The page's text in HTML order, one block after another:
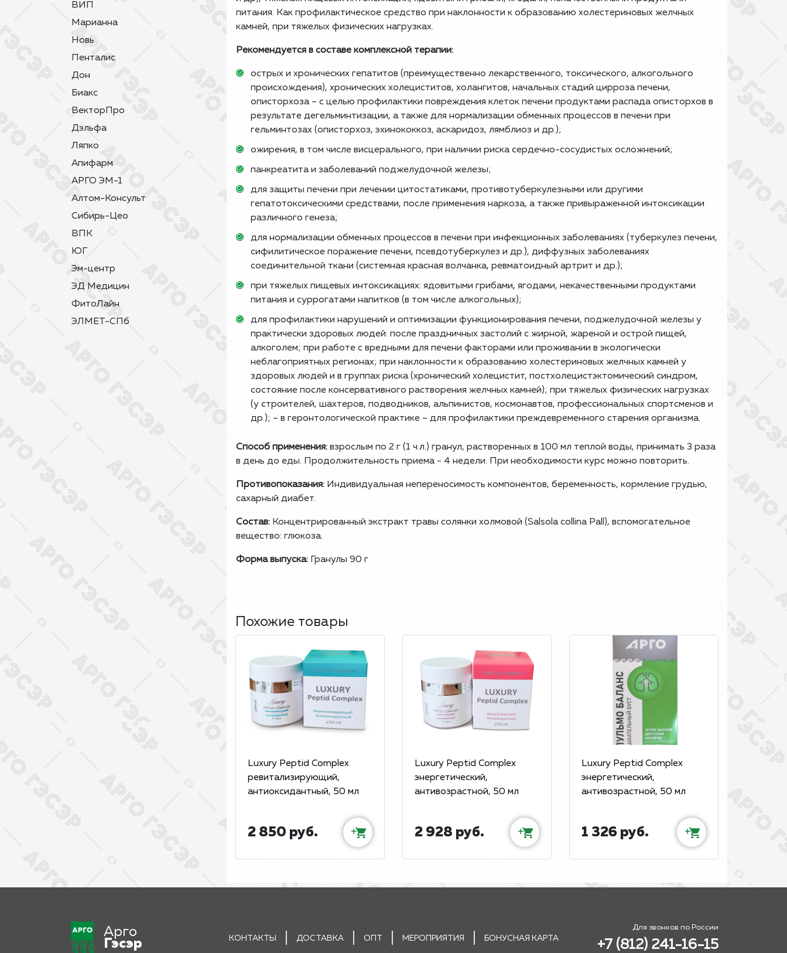
ВИП
Марианна
Новь
Пенталис
Дон
Биакс
ВекторПро
Дэльфа
Ляпко
Апифарм
АРГО ЭМ-1
Алтом-Консульт
Сибирь-Цео
ВПК
ЮГ
Эм-центр
ЭД Медицин
ФитоЛайн
ЭЛМЕТ-СПб
питания. Как профилактическое средство при наклонности к образованию холестериновых желчных
камней, при тяжелых физических нагрузках.
Рекомендуется в составе комплексной терапии:
острых и хронических гепатитов (преимущественно лекарственного, токсического, алкогольного
происхождения), хронических холециститов, холангитов, начальных стадий цирроза печени,
описторхоза – с целью профилактики повреждения клеток печени продуктами распада описторхов в
результате дегельминтизации, а также для нормализации обменных процессов в печени при
гельминтозах (описторхоз, эхинококкоз, аскаридоз, лямблиоз и др.);
ожирения, в том числе висцерального, при наличии риска сердечно-сосудистых осложнений;
панкреатита и заболеваний поджелудочной железы;
для защиты печени при лечении цитостатиками, противотуберкулезными или другими
гепатотоксическими средствами, после применения наркоза, а также привыраженной интоксикации
различного генеза;
для нормализации обменных процессов в печени при инфекционных заболеваниях (туберкулез печени,
сифилитическое поражение печени, псевдотуберкулез и др.), диффузных заболеваниях
соединительной ткани (системная красная волчанка, ревматоидный артрит и др.);
при тяжелых пищевых интоксикациях: ядовитыми грибами, ягодами, некачественными продуктами
питания и суррогатами напитков (в том числе алкогольных);
для профилактики нарушений и оптимизации функционирования печени, поджелудочной железы у
практически здоровых людей: после праздничных застолий с жирной, жареной и острой пищей,
алкоголем; при работе с вредными для печени факторами или проживании в экологически
неблагоприятных регионах; при наклонности к образованию холестериновых желчных камней у
здоровых людей и в группах риска (хронический холецистит, постхолецистэктомический синдром,
состояние после консервативного растворения желчных камней); при тяжелых физических нагрузках
(у строителей, шахтеров, подводников, альпинистов, космонавтов, профессиональных спортсменов и
др.); – в геронтологической практике – для профилактики преждевременного старения организма.
Способ применения: взрослым по 2 г (1 ч.л.) гранул, растворенных в 100 мл теплой воды, принимать 3 раза
в день до еды. Продолжительность приема - 4 недели. При необходимости курс можно повторить.
Противопоказания: Индивидуальная непереносимость компонентов, беременность, кормление грудью,
сахарный диабет.
Состав: Концентрированный экстракт травы солянки холмовой (Salsola collina Pall), вспомогательное
вещество: глюкоза.
Форма выпуска: Гранулы 90 г
Похожие товары
Luxury Peptid Complex
ревитализирующий,
антиоксидантный, 50 мл
2 850 руб. +
Luxury Peptid Complex
энергетический,
антивозрастной, 50 мл
2 928 руб. +
Luxury Peptid Complex
энергетический,
антивозрастной, 50 мл
1 326 руб. +
Арго
Гэсэр
КОНТАКТЫ ДОСТАВКА ОПТ МЕРОПРИЯТИЯ БОНУСНАЯ КАРТА
Для звонков по России
+7 (812) 241-16-15